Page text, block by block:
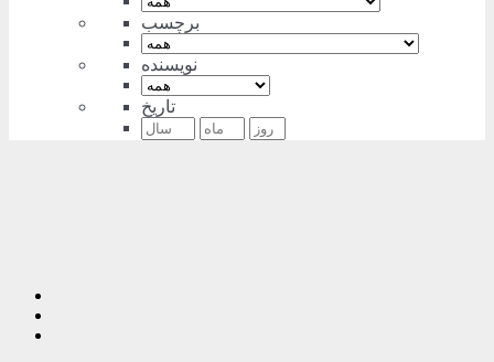
برچسب
نویسنده
تاریخ